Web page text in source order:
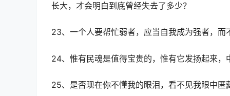
长大，才会明白到底曾经失去了多少？
23、一个人要帮忙弱者，应当自我成为强者，
24、惟有民魂是值得宝贵的，惟有它发扬起来
25、是否现在你不懂我的眼泪，看不见我眼中匿